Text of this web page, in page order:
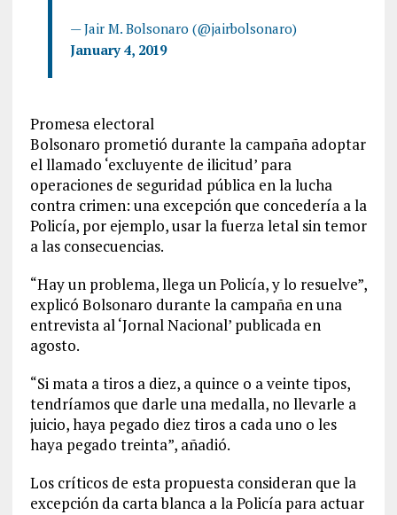
— Jair M. Bolsonaro (@jairbolsonaro)
January 4, 2019
Promesa electoral
Bolsonaro prometió durante la campaña adoptar
el llamado ‘excluyente de ilicitud’ para
operaciones de seguridad pública en la lucha
contra crimen: una excepción que concedería a la
Policía, por ejemplo, usar la fuerza letal sin temor
a las consecuencias.
“Hay un problema, llega un Policía, y lo resuelve”,
explicó Bolsonaro durante la campaña en una
entrevista al ‘Jornal Nacional’ publicada en
agosto.
“Si mata a tiros a diez, a quince o a veinte tipos,
tendríamos que darle una medalla, no llevarle a
juicio, haya pegado diez tiros a cada uno o les
haya pegado treinta”, añadió.
Los críticos de esta propuesta consideran que la
excepción da carta blanca a la Policía para actuar